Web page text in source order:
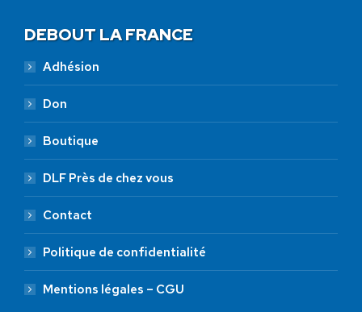
DEBOUT LA FRANCE
Adhésion
Don
Boutique
DLF Près de chez vous
Contact
Politique de confidentialité
Mentions légales – CGU